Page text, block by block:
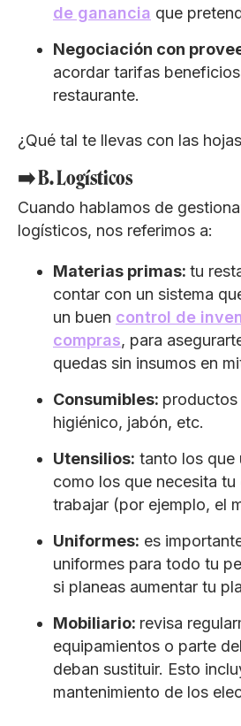
de ganancia que
Negociación con
acordar tarifas
restaurante.
¿Qué tal te llevas con las
➡️ B. Logísticos
Cuando hablamos de
logísticos, nos referimos a:
Materias primas: tu
contar con un sistema
un buen control de
compras, para
quedas sin insumos en
Consumibles:
higiénico, jabón, etc.
Utensilios: tanto los que
como los que necesita tu
trabajar (por ejemplo, el
Uniformes: es
uniformes para todo tu
si planeas aumentar tu
Mobiliario: revisa
equipamientos o parte
deban sustituir. Esto
mantenimiento de los